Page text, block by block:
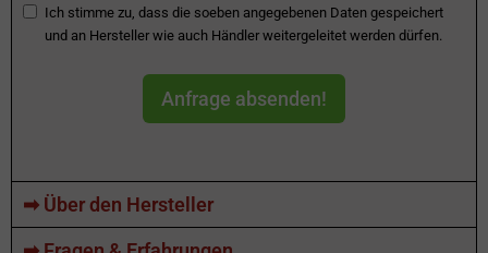
Ich stimme zu, dass die soeben angegebenen Daten gespeichert
und an Hersteller wie auch Händler weitergeleitet werden dürfen.
Anfrage absenden!
➡ Über den Hersteller